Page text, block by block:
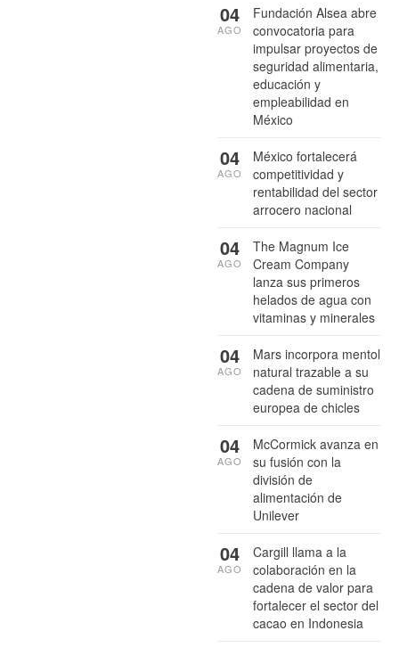
Fundación Alsea abre
convocatoria para
impulsar proyectos de
seguridad alimentaria,
educación y
empleabilidad en
México
04
AGO
México fortalecerá
competitividad y
rentabilidad del sector
arrocero nacional
04
AGO
The Magnum Ice
Cream Company
lanza sus primeros
helados de agua con
vitaminas y minerales
04
AGO
Mars incorpora mentol
natural trazable a su
cadena de suministro
europea de chicles
04
AGO
McCormick avanza en
su fusión con la
división de
alimentación de
Unilever
04
AGO
Cargill llama a la
colaboración en la
cadena de valor para
fortalecer el sector del
cacao en Indonesia
04
AGO